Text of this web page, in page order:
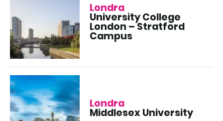
Londra
University College
London – Stratford
Campus
Londra
Middlesex University